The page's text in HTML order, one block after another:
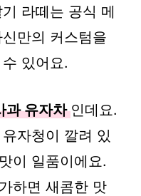
라떼는 공식 메
만의 커스텀을
있어요.
과 유자차 인데요.
자청이 깔려 있
이 일품이에요.
하면 새콤한 맛